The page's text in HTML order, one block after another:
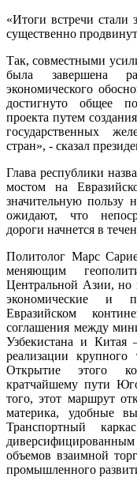
«Итоги встречи стали
существенно
Так, совместными
была завершена
экономического
достигнуто общее
проекта путем
государственных
стран», - сказал
Глава республики
мостом на
значительную пользу
ожидают, что
дороги начнется в
Политолог Марс
меняющим
Центральной Азии, но
экономические и
Евразийском
соглашения между
Узбекистана и
реализации крупного
Открытие этого
кратчайшему пути
того, этот маршрут
материка, удобные
Транспортный
объемов взаимной
промышленного